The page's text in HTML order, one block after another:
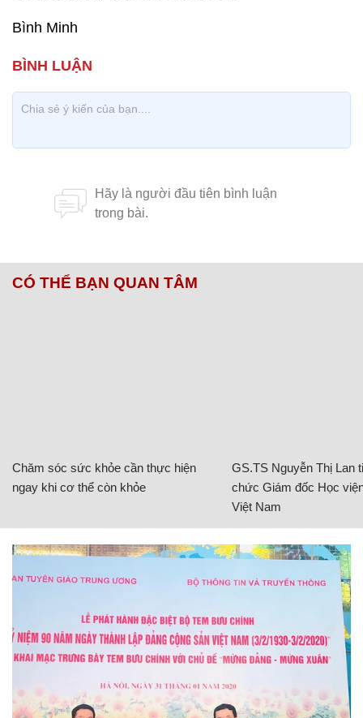
Bình Minh
CÓ THỂ BẠN QUAN TÂM
Chăm sóc sức khỏe cần thực hiện
ngay khi cơ thể còn khỏe
GS.TS Nguyễn Thị Lan
chức Giám đốc Học
Việt Nam